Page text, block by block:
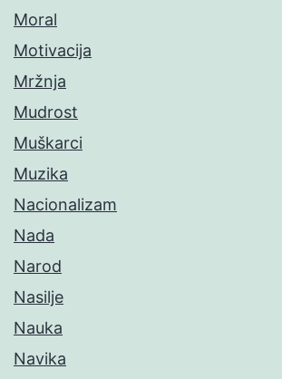
Moral
Motivacija
Mržnja
Mudrost
Muškarci
Muzika
Nacionalizam
Nada
Narod
Nasilje
Nauka
Navika